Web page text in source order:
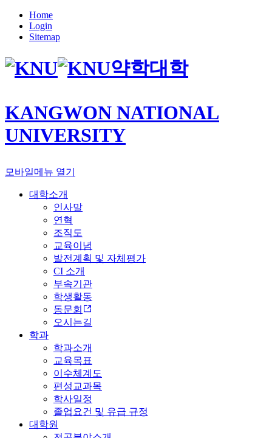
Home
Login
Sitemap
약학대학
KANGWON NATIONAL
UNIVERSITY
모바일메뉴 열기
대학소개
인사말
연혁
조직도
교육이념
발전계획 및 자체평가
CI 소개
부속기관
학생활동
동문회
오시는길
학과
학과소개
교육목표
이수체계도
편성교과목
학사일정
졸업요건 및 유급 규정
대학원